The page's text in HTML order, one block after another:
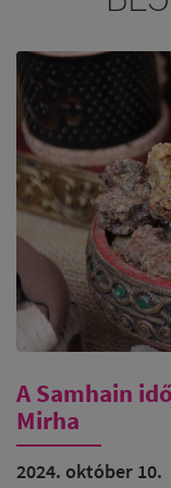
A Samhain
Mirha
2024. október 10.